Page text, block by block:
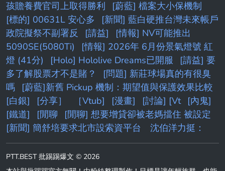
孩贍養費官司上取得勝利
[蔚藍] 檔案大小保機制
[標的] 00631L 安心多
[新聞] 藍白硬推台灣未來帳戶
政院擬祭不副署反
[請益]
[情報] NV可能推出
5090SE(5080Ti)
[情報] 2026年 6月份景氣燈號 紅
燈 (41分)
[Holo] Hololive Dreams已開服
[請益] 要
多了解股票才不是賭？
[問題] 新莊球場真的有很臭
嗎
[蔚藍]新舊 Pickup 機制：期望值與保護效果比較
[白銀]
[分享］ ［Vtub] [漫畫] [討論] [Vt
[內鬼]
[鐵道]
[閒聊
[閒聊] 想要增貸卻被老媽擋住 被設定
[新聞] 簡舒培要求北市設索資平台 沈伯洋力挺：
PTT.BEST 批踢踢爆文 © 2026